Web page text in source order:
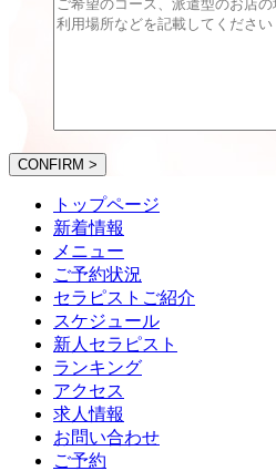
CONFIRM >
トップページ
新着情報
メニュー
ご予約状況
セラピストご紹介
スケジュール
新人セラピスト
ランキング
アクセス
求人情報
お問い合わせ
ご予約